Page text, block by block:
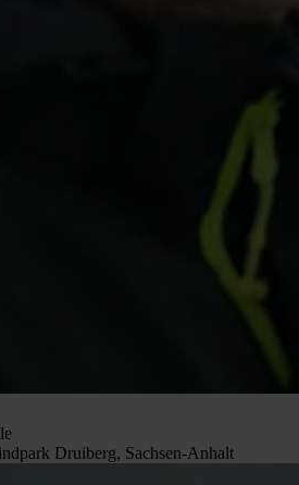
Druiberg, Sachsen-Anhalt